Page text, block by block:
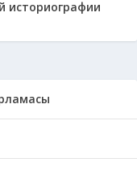
историографии